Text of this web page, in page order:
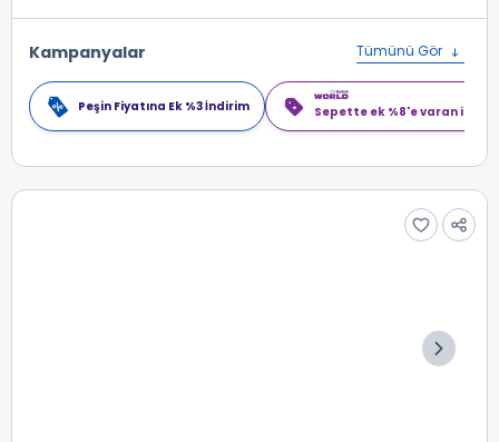
Kampanyalar Tümünü Gör
Peşin Fiyatına Ek %3 İndirim Sepette ek %8'e varan